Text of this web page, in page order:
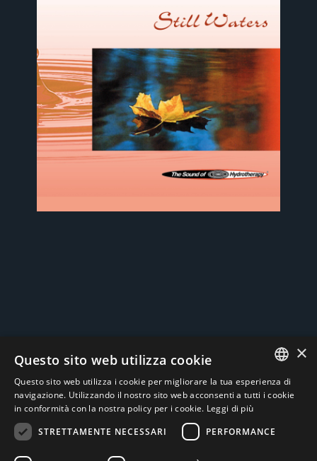
Social ITALIAN
×
Questo sito web utilizza cookie
Questo sito web utilizza i cookie per migliorare la tua esperienza di
navigazione. Utilizzando il nostro sito web acconsenti a tutti i cookie
in conformità con la nostra policy per i cookie. Leggi di più
STRETTAMENTE NECESSARI
PERFORMANCE